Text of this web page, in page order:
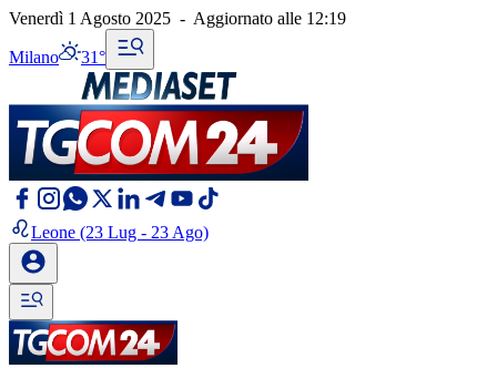
Venerdì 1 Agosto 2025 - Aggiornato alle 12:19
Milano 31°
Leone (23 Lug - 23 Ago)